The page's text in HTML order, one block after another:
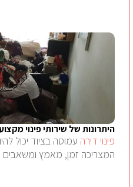
היתרונות של שירותי פינוי
פינוי דירה עמוסה בציוד יכול
המצריכה זמן, מאמץ ומשאבים